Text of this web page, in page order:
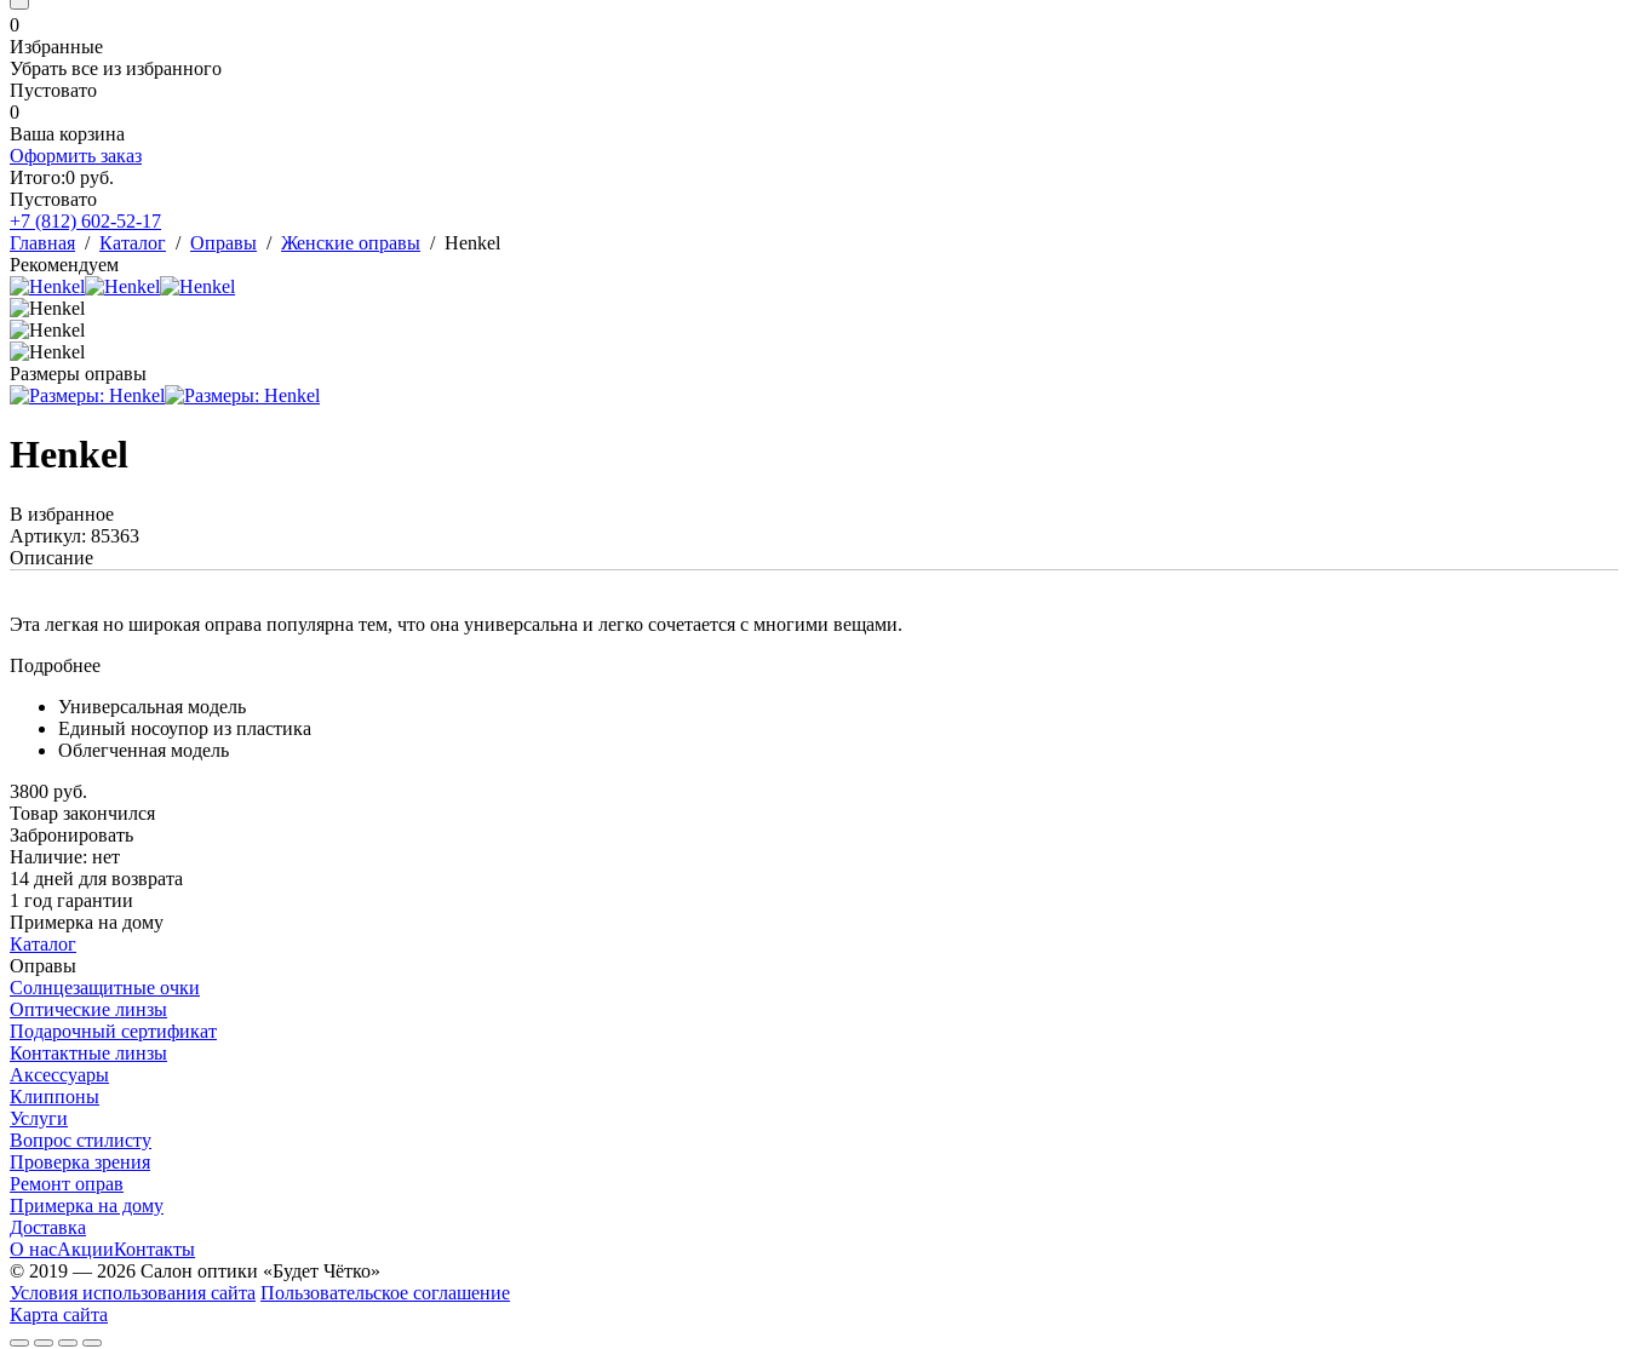
0
Избранные
Убрать все из избранного
Пустовато
0
Ваша корзина
Оформить заказ
Итого:0 руб.
Пустовато
+7 (812) 602-52-17
Главная / Каталог / Оправы / Женские оправы / Henkel
Рекомендуем
Размеры оправы
Henkel
В избранное
Артикул: 85363
Описание
Эта легкая но широкая оправа популярна тем, что она универсальна и легко сочетается с многими вещами.
Подробнее
Универсальная модель
Единый носоупор из пластика
Облегченная модель
3800 руб.
Товар закончился
Забронировать
Наличие: нет
14 дней для возврата
1 год гарантии
Примерка на дому
Каталог
Оправы
Солнцезащитные очки
Оптические линзы
Подарочный сертификат
Контактные линзы
Аксессуары
Клиппоны
Услуги
Вопрос стилисту
Проверка зрения
Ремонт оправ
Примерка на дому
Доставка
О насАкцииКонтакты
© 2019 — 2026 Салон оптики «Будет Чётко»
Условия использования сайта Пользовательское соглашение
Карта сайта